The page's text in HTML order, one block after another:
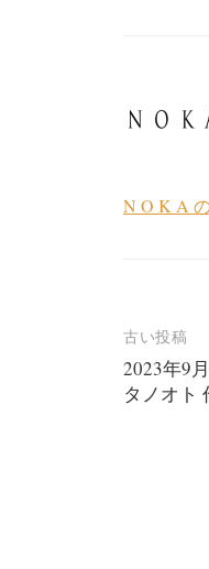
N O K A
投
稿
ナ
古い投稿
2023年9
タノオト